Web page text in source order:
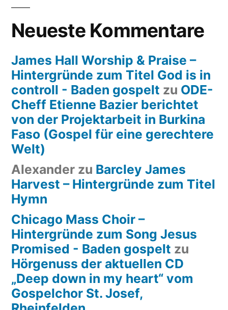
Neueste Kommentare
James Hall Worship & Praise –
Hintergründe zum Titel God is in
controll - Baden gospelt zu ODE-
Cheff Etienne Bazier berichtet
von der Projektarbeit in Burkina
Faso (Gospel für eine gerechtere
Welt)
Alexander zu Barcley James
Harvest – Hintergründe zum Titel
Hymn
Chicago Mass Choir –
Hintergründe zum Song Jesus
Promised - Baden gospelt zu
Hörgenuss der aktuellen CD
„Deep down in my heart“ vom
Gospelchor St. Josef,